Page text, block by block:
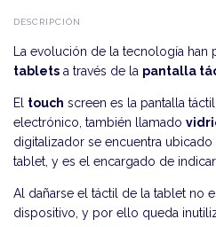
DESCRIPCIÓN
La evolución de la tecnología han
tablets a través de la pantalla
El touch screen es la pantalla
electrónico, también llamado
digitalizador se encuentra
tablet, y es el encargado de
Al dañarse el táctil de la tablet no
dispositivo, y por ello queda